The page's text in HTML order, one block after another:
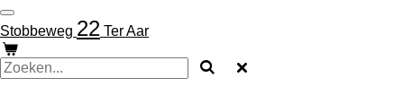
Ga
direct
naar
de
hoofdinhoud
Stobbeweg 22 Ter Aar